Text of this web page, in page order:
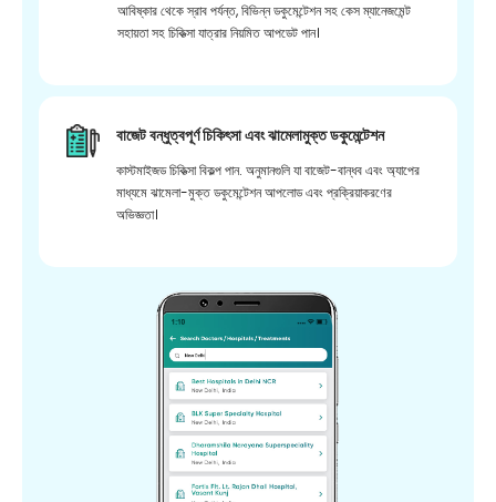
আবিষ্কার থেকে স্রাব পর্যন্ত, বিভিন্ন ডকুমেন্টেশন সহ কেস ম্যানেজমেন্ট
সহায়তা সহ চিকিত্সা যাত্রার নিয়মিত আপডেট পান।
বাজেট বন্ধুত্বপূর্ণ চিকিৎসা এবং ঝামেলামুক্ত ডকুমেন্টেশন
কাস্টমাইজড চিকিত্সা বিকল্প পান. অনুমানগুলি যা বাজেট-বান্ধব এবং অ্যাপের
মাধ্যমে ঝামেলা-মুক্ত ডকুমেন্টেশন আপলোড এবং প্রক্রিয়াকরণের
অভিজ্ঞতা।